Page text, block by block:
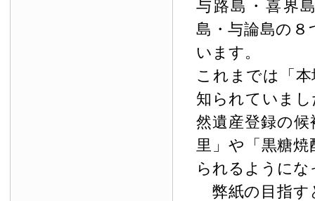
与路島・喜界
島・与論島の
います。
これまでは「
知られていま
然遺産登録の
里」や「黒糖
られるように
弊紙の目指す